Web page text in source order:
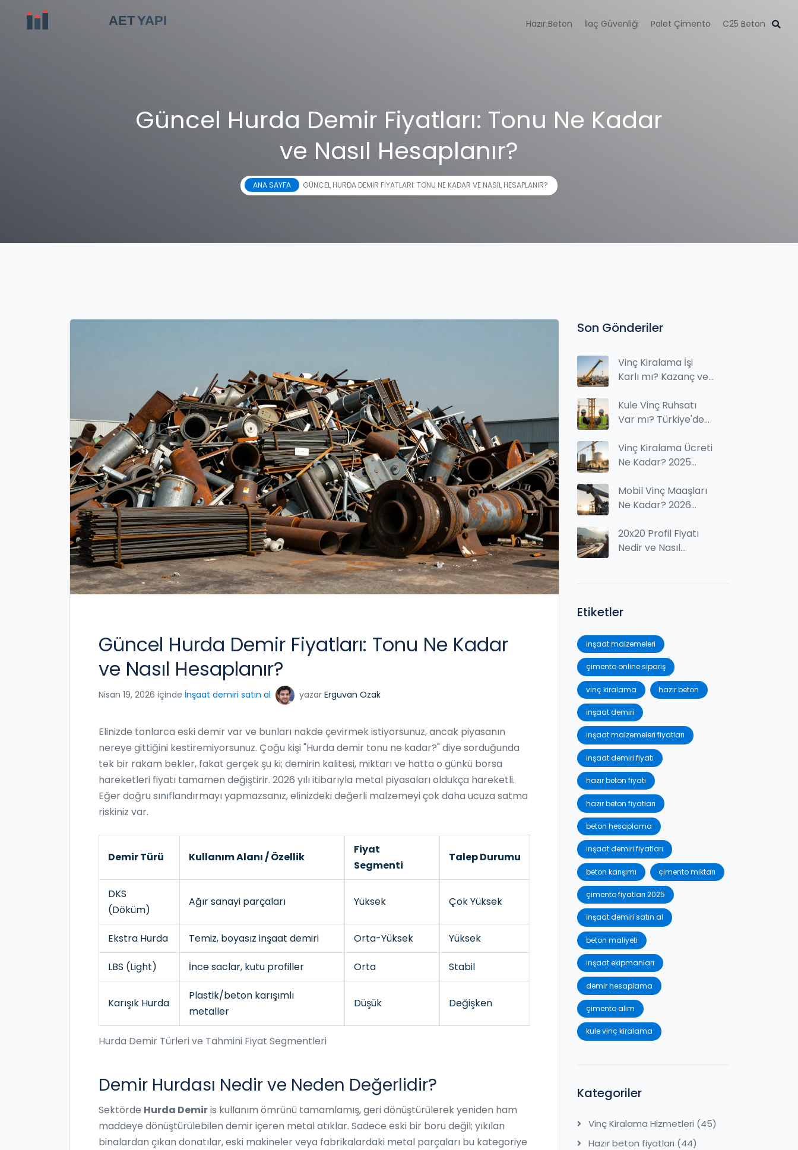
Hazır Beton İlaç Güvenliği Palet Çimento C25 Beton
Güncel Hurda Demir Fiyatları: Tonu Ne Kadar
ve Nasıl Hesaplanır?
ANA SAYFA GÜNCEL HURDA DEMIR FIYATLARI: TONU NE KADAR VE NASIL HESAPLANIR?
Güncel Hurda Demir Fiyatları: Tonu Ne Kadar
ve Nasıl Hesaplanır?
Nisan 19, 2026 içinde İnşaat demiri satın al yazar Erguvan Ozak
Elinizde tonlarca eski demir var ve bunları nakde çevirmek istiyorsunuz, ancak piyasanın
nereye gittiğini kestiremiyorsunuz. Çoğu kişi "Hurda demir tonu ne kadar?" diye sorduğunda
tek bir rakam bekler, fakat gerçek şu ki; demirin kalitesi, miktarı ve hatta o günkü borsa
hareketleri fiyatı tamamen değiştirir. 2026 yılı itibarıyla metal piyasaları oldukça hareketli.
Eğer doğru sınıflandırmayı yapmazsanız, elinizdeki değerli malzemeyi çok daha ucuza satma
riskiniz var.
Hurda Demir Türleri ve Tahmini Fiyat Segmentleri
Demir Türü Kullanım Alanı / Özellik
Fiyat
Segmenti
Talep Durumu
DKS
(Döküm)
Ağır sanayi parçaları Yüksek Çok Yüksek
Ekstra Hurda Temiz, boyasız inşaat demiri Orta-Yüksek Yüksek
LBS (Light) İnce saclar, kutu profiller Orta Stabil
Karışık Hurda
Plastik/beton karışımlı
metaller
Düşük Değişken
Demir Hurdası Nedir ve Neden Değerlidir?
Sektörde Hurda Demiris kullanım ömrünü tamamlamış, geri dönüştürülerek yeniden ham
maddeye dönüştürülebilen demir içeren metal atıklar. Sadece eski bir boru değil; yıkılan
binalardan çıkan donatılar, eski makineler veya fabrikalardaki metal parçaları bu kategoriye
Son Gönderiler
Vinç Kiralama İşi
Karlı mı? Kazanç ve
Kule Vinç Ruhsatı
Var mı? Türkiye'de
İzinleri ve
Gereklilikler
Vinç Kiralama Ücreti
Ne Kadar? 2025
Hesaplama Yöntemi
Mobil Vinç Maaşları
Ne Kadar? 2026
Faktörler
20x20 Profil Fiyatı
Nedir ve Nasıl
Etiketler
inşaat malzemeleri
çimento online sipariş
vinç kiralama hazır beton
inşaat demiri
inşaat malzemeleri fiyatları
inşaat demiri fiyatı
hazır beton fiyatı
hazır beton fiyatları
beton hesaplama
inşaat demiri fiyatları
beton karışımı çimento miktarı
çimento fiyatları 2025
inşaat demiri satın al
beton maliyeti
inşaat ekipmanları
demir hesaplama
çimento alım
kule vinç kiralama
Kategoriler
Vinç Kiralama Hizmetleri (45)
Hazır beton fiyatları (44)